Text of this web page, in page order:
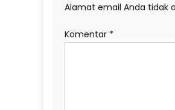
Alamat email Anda tidak
Komentar *